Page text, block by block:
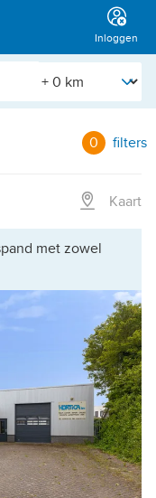
Inloggen
[Straal]
0 filters
Kaart
met zowel